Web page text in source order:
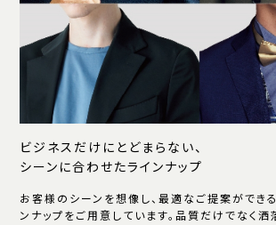
ビジネスだけにとどまらない、
シーンに合わせたラインナップ
お客様のシーンを想像し、最適なご提案ができ
ンナップをご用意しています。品質だけでなく洒